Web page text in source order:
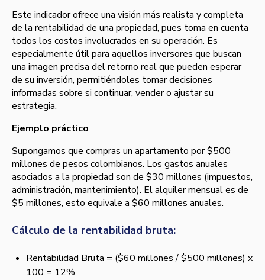
Este indicador ofrece una visión más realista y completa
de la rentabilidad de una propiedad, pues toma en cuenta
todos los costos involucrados en su operación. Es
especialmente útil para aquellos inversores que buscan
una imagen precisa del retorno real que pueden esperar
de su inversión, permitiéndoles tomar decisiones
informadas sobre si continuar, vender o ajustar su
estrategia.
Ejemplo práctico
Supongamos que compras un apartamento por $500
millones de pesos colombianos. Los gastos anuales
asociados a la propiedad son de $30 millones (impuestos,
administración, mantenimiento). El alquiler mensual es de
$5 millones, esto equivale a $60 millones anuales.
Cálculo de la rentabilidad bruta:
Rentabilidad Bruta = ($60 millones / $500 millones) x
100 = 12%